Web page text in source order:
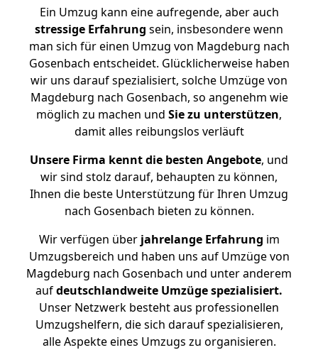
Ein Umzug kann eine aufregende, aber auch
stressige Erfahrung sein, insbesondere wenn
man sich für einen Umzug von Magdeburg nach
Gosenbach entscheidet. Glücklicherweise haben
wir uns darauf spezialisiert, solche Umzüge von
Magdeburg nach Gosenbach, so angenehm wie
möglich zu machen und Sie zu unterstützen,
damit alles reibungslos verläuft
Unsere Firma kennt die besten Angebote, und
wir sind stolz darauf, behaupten zu können,
Ihnen die beste Unterstützung für Ihren Umzug
nach Gosenbach bieten zu können.
Wir verfügen überjahrelange Erfahrung im
Umzugsbereich und haben uns auf Umzüge von
Magdeburg nach Gosenbach und unter anderem
aufdeutschlandweite Umzüge spezialisiert.
Unser Netzwerk besteht aus professionellen
Umzugshelfern, die sich darauf spezialisieren,
alle Aspekte eines Umzugs zu organisieren.